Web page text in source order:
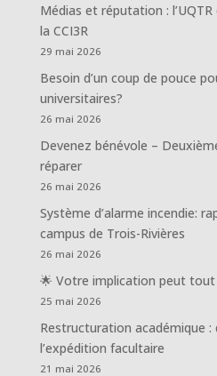
Médias et réputation :
la CCI3R
29 mai 2026
Besoin d’un coup de pouce
universitaires?
26 mai 2026
Devenez bénévole –
réparer
26 mai 2026
Système d’alarme incendie:
campus de Trois-Rivières
26 mai 2026
🌟 Votre implication peut
25 mai 2026
Restructuration académique :
l’expédition facultaire
21 mai 2026